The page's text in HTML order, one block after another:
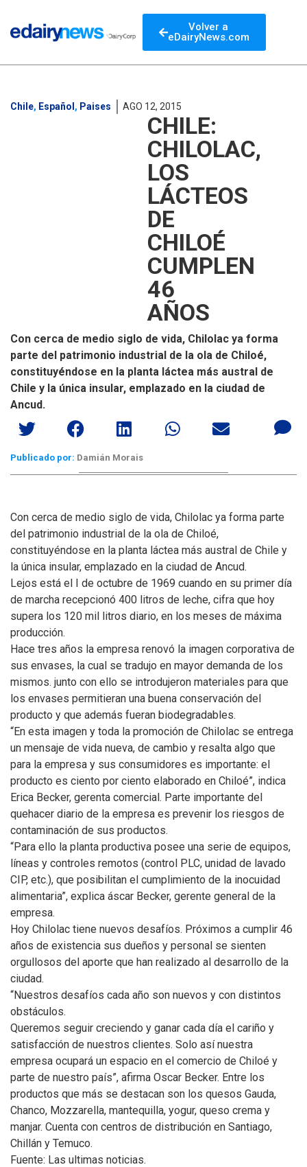
Volver a
eDairyNews.com
Chile, Español , Paises AGO 12, 2015
CHILE:
CHILOLAC,
LOS
LÁCTEOS
DE
CHILOÉ
CUMPLEN
46
AÑOS
Con cerca de medio siglo de vida, Chilolac ya forma
parte del patrimonio industrial de la ola de Chiloé,
constituyéndose en la planta láctea más austral de
Chile y la única insular, emplazado en la ciudad de
Ancud.
Publicado por: Damián Morais
Con cerca de medio siglo de vida, Chilolac ya forma parte
del patrimonio industrial de la ola de Chiloé,
constituyéndose en la planta láctea más austral de Chile y
la única insular, emplazado en la ciudad de Ancud.
Lejos está el I de octubre de 1969 cuando en su primer día
de marcha recepcionó 400 litros de leche, cifra que hoy
supera los 120 mil litros diario, en los meses de máxima
producción.
Hace tres años la empresa renovó la imagen corporativa de
sus envases, la cual se tradujo en mayor demanda de los
mismos. junto con ello se introdujeron materiales para que
los envases permitieran una buena conservación del
producto y que además fueran biodegradables.
“En esta imagen y toda la promoción de Chilolac se entrega
un mensaje de vida nueva, de cambio y resalta algo que
para la empresa y sus consumidores es importante: el
producto es ciento por ciento elaborado en Chiloé”, indica
Erica Becker, gerenta comercial. Parte importante del
quehacer diario de la empresa es prevenir los riesgos de
contaminación de sus productos.
“Para ello la planta productiva posee una serie de equipos,
líneas y controles remotos (control PLC, unidad de lavado
CIP, etc.), que posibilitan el cumplimiento de la inocuidad
alimentaria”, explica áscar Becker, gerente general de la
empresa.
Hoy Chilolac tiene nuevos desafíos. Próximos a cumplir 46
años de existencia sus dueños y personal se sienten
orgullosos del aporte que han realizado al desarrollo de la
ciudad.
“Nuestros desafíos cada año son nuevos y con distintos
obstáculos.
Queremos seguir creciendo y ganar cada día el cariño y
satisfacción de nuestros clientes. Solo así nuestra
empresa ocupará un espacio en el comercio de Chiloé y
parte de nuestro país”, afirma Oscar Becker. Entre los
productos que más se destacan son los quesos Gauda,
Chanco, Mozzarella, mantequilla, yogur, queso crema y
manjar. Cuenta con centros de distribución en Santiago,
Chillán y Temuco.
Fuente: Las ultimas noticias.